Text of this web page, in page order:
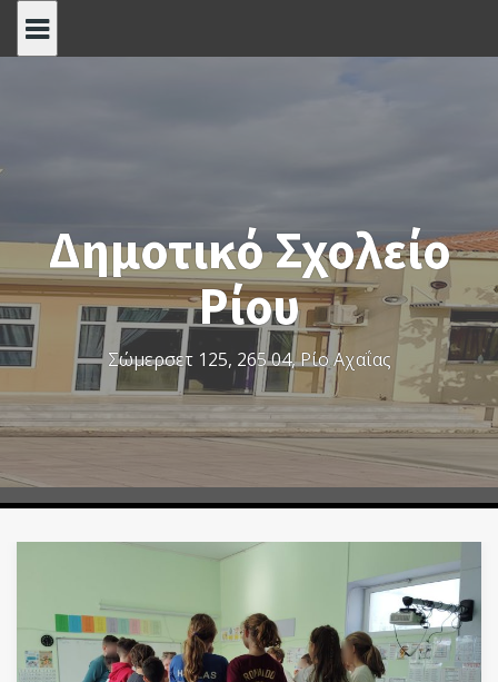
n
e
n
t
Δημοτικό Σχολείο
Ρίου
Σώμερσετ 125, 265 04, Ρίο Αχαΐας